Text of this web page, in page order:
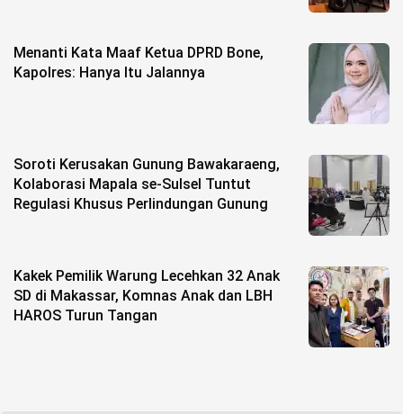
Menanti Kata Maaf Ketua DPRD Bone,
Kapolres: Hanya Itu Jalannya
Soroti Kerusakan Gunung Bawakaraeng,
Kolaborasi Mapala se-Sulsel Tuntut
Regulasi Khusus Perlindungan Gunung
Kakek Pemilik Warung Lecehkan 32 Anak
SD di Makassar, Komnas Anak dan LBH
HAROS Turun Tangan